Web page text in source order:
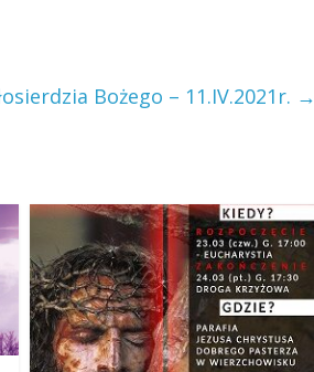
Bożego – 11.IV.2021r. →